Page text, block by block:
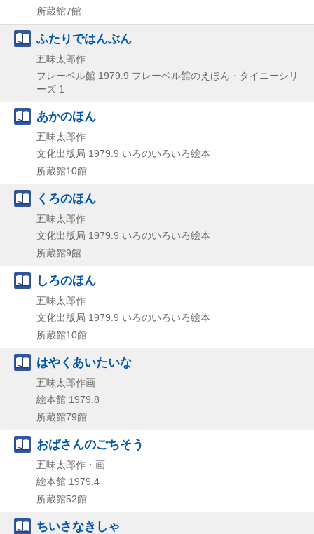
所蔵館7館
ふたりではんぶん
五味太郎作
フレーベル館 1979.9 フレーベル館のえほん・タイニーシリ
ーズ 1
あかのほん
五味太郎作
文化出版局 1979.9 いろのいろいろ絵本
所蔵館10館
くろのほん
五味太郎作
文化出版局 1979.9 いろのいろいろ絵本
所蔵館9館
しろのほん
五味太郎作
文化出版局 1979.9 いろのいろいろ絵本
所蔵館10館
はやくあいたいな
五味太郎作画
絵本館 1979.8
所蔵館79館
おばさんのごちそう
五味太郎作・画
絵本館 1979.4
所蔵館52館
ちいさなきしゃ